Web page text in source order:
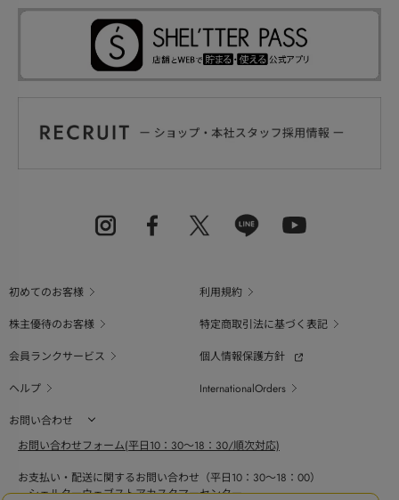
初めてのお客様
利用規約
株主優待のお客様
特定商取引法に基づく表記
会員ランクサービス
個人情報保護方針
ヘルプ
InternationalOrders
お問い合わせ
お問い合わせフォーム(平日10：30～18：30/順次対応)
お支払い・配送に関するお問い合わせ（平日10：30～18：00）
シェルターウェブストアカスタマーセンター